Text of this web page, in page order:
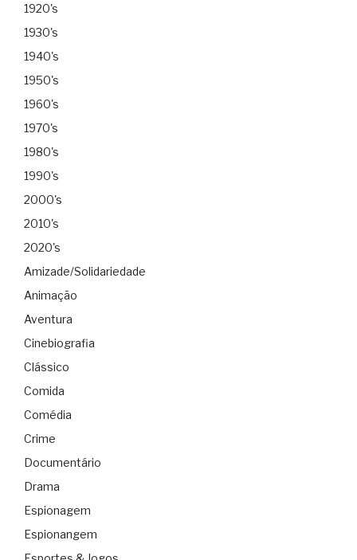
1920's
1930's
1940's
1950's
1960's
1970's
1980's
1990's
2000's
2010's
2020's
Amizade/Solidariedade
Animação
Aventura
Cinebiografia
Clássico
Comida
Comédia
Crime
Documentário
Drama
Espionagem
Espionangem